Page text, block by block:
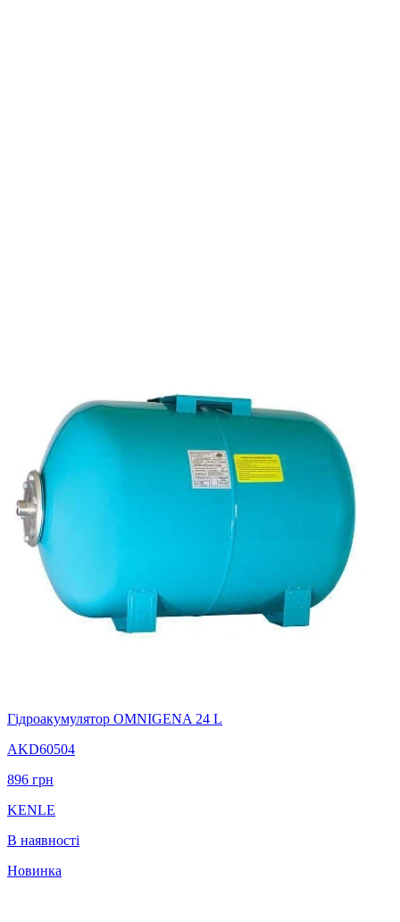
Гідроакумулятор OMNIGENA 24 L
AKD60504
896 грн
KENLE
В наявності
Новинка